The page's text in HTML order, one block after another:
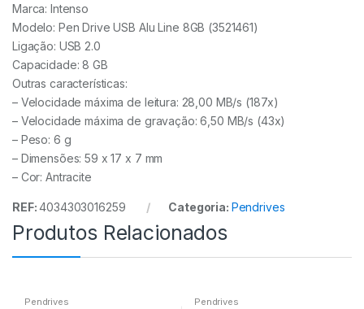
Marca: Intenso
Modelo: Pen Drive USB Alu Line 8GB (3521461)
Ligação: USB 2.0
Capacidade: 8 GB
Outras características:
– Velocidade máxima de leitura: 28,00 MB/s (187x)
– Velocidade máxima de gravação: 6,50 MB/s (43x)
– Peso: 6 g
– Dimensões: 59 x 17 x 7 mm
– Cor: Antracite
REF:4034303016259 Categoria: Pendrives
Produtos Relacionados
Pendrives Pendrives